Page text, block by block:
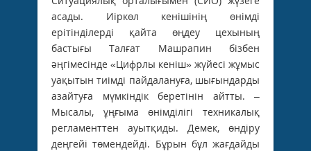
асады. Иіркөл кенішінің өнімді
ерітінділерді қайта өңдеу цехының
бастығы Талғат Машрапин бізбен
әңгімесінде «Цифрлы кеніш» жүйесі жұмыс
уақытын тиімді пайдалануға, шығындарды
азайтуға мүмкіндік беретінін айтты. –
Мысалы, ұңғыма өнімділігі техникалық
регламенттен ауытқиды. Демек, өндіру
деңгейі төмендейді. Бұрын бұл жағдайды